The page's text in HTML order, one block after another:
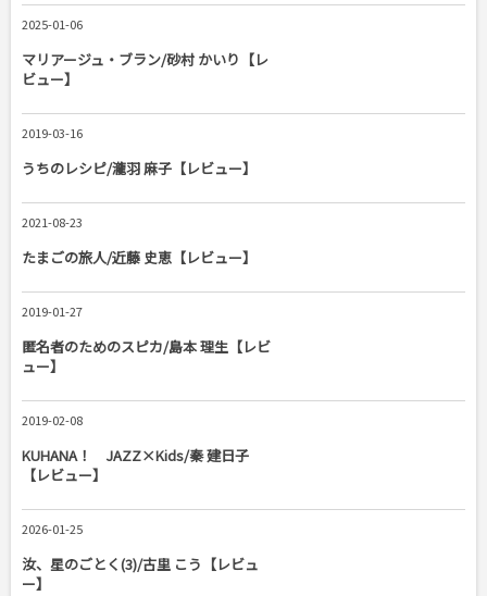
2025-01-06
マリアージュ・ブラン/砂村 かいり【レ
ビュー】
2019-03-16
うちのレシピ/瀧羽 麻子【レビュー】
2021-08-23
たまごの旅人/近藤 史恵【レビュー】
2019-01-27
匿名者のためのスピカ/島本 理生【レビ
ュー】
2019-02-08
KUHANA！ JAZZ×Kids/秦 建日子
【レビュー】
2026-01-25
汝、星のごとく(3)/古里 こう【レビュ
ー】